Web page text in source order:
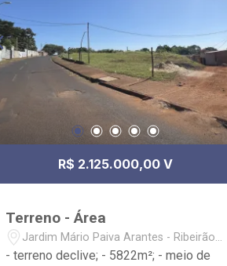
R$ 2.125.000,00 V
Terreno - Área
Jardim Mário Paiva Arantes - Ribeirão
Preto/SP
- terreno declive; - 5822m²; - meio de